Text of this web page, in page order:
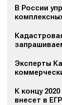
В России
Эксперты
К концу
внесет в